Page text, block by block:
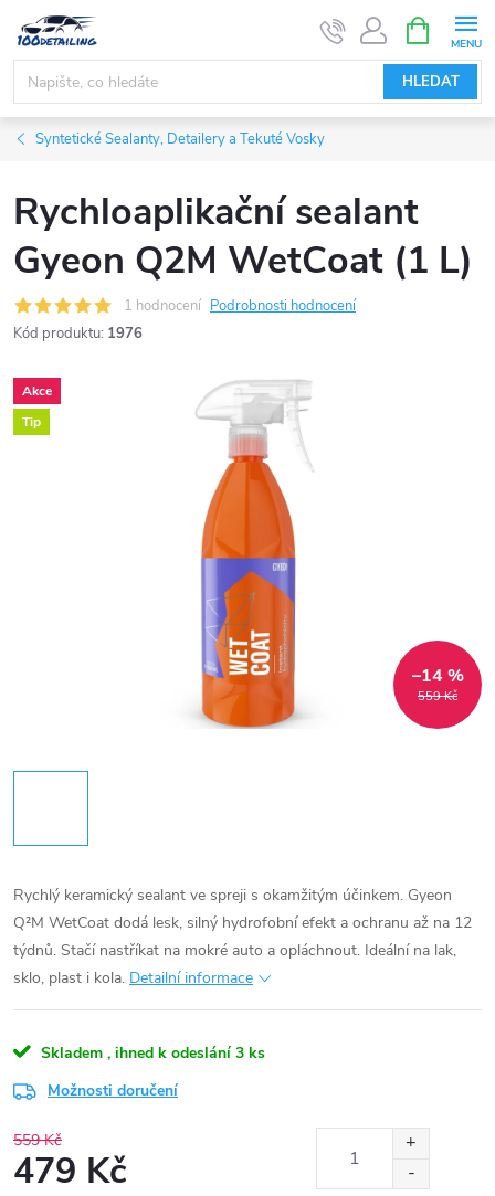
obsah
HLEDAT
NÁKUPNÍ
KOŠÍK
Syntetické Sealanty, Detailery a Tekuté Vosky
Rychloaplikační sealant
Gyeon Q2M WetCoat (1 L)
1 hodnocení Podrobnosti hodnocení
Kód produktu: 1976
Akce
Tip
559 Kč
–14 %
Rychlý keramický sealant ve spreji s okamžitým účinkem. Gyeon
Q²M WetCoat dodá lesk, silný hydrofobní efekt a ochranu až na 12
týdnů. Stačí nastříkat na mokré auto a opláchnout. Ideální na lak,
sklo, plast i kola. Detailní informace
Skladem , ihned k odeslání 3 ks
Možnosti doručení
559 Kč
479 Kč